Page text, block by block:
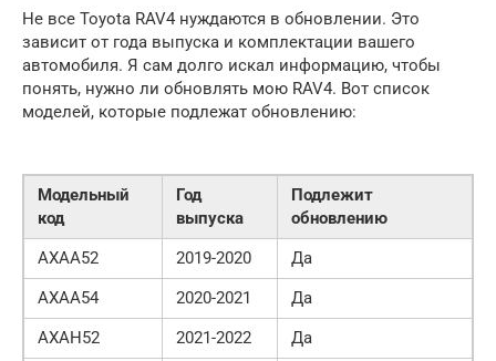
Не все Toyota RAV4 нуждаются в обновлении. Это
зависит от года выпуска и комплектации вашего
автомобиля. Я сам долго искал информацию, чтобы
понять, нужно ли обновлять мою RAV4. Вот список
моделей, которые подлежат обновлению:
Модельный
код
Год
выпуска
Подлежит
обновлению
AXAA52
2019-2020
Да
AXAA54
2020-2021
Да
AXAH52
2021-2022
Да